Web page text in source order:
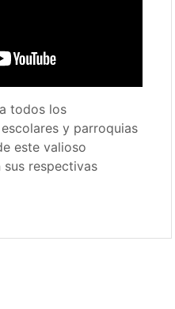
todos los
y parroquias
este valioso
respectivas